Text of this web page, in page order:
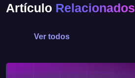
Artículo Relacionados
Ver todos